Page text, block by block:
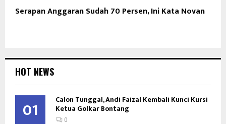
Serapan Anggaran Sudah 70 Persen, Ini Kata Novan
HOT NEWS
01 Calon Tunggal, Andi Faizal Kembali Kunci Kursi
Ketua Golkar Bontang
0